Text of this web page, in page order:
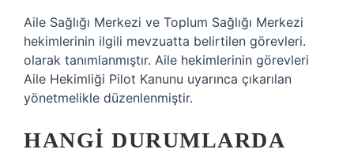
Aile Sağlığı Merkezi ve Toplum Sağlığı Merkezi
hekimlerinin ilgili mevzuatta belirtilen görevleri.
olarak tanımlanmıştır. Aile hekimlerinin görevleri
Aile Hekimliği Pilot Kanunu uyarınca çıkarılan
yönetmelikle düzenlenmiştir.
HANGI DURUMLARDA